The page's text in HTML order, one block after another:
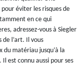
éviter les risques de
en ce qui
adressez-vous à Siegler
de l’art. Il vous
du matériau jusqu’à la
est connu aussi pour ses